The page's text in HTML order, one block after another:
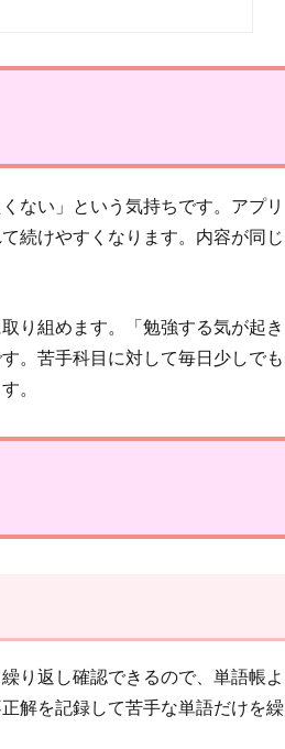
ない」という気持ちです。アプリ
続けやすくなります。内容が同じ
り組めます。「勉強する気が起き
。苦手科目に対して毎日少しでも
。
り返し確認できるので、単語帳よ
解を記録して苦手な単語だけを繰